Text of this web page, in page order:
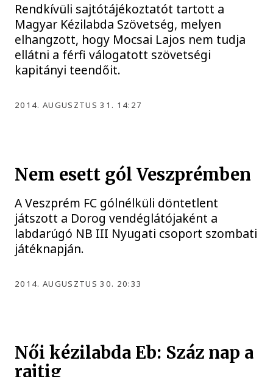
Rendkívüli sajtótájékoztatót tartott a
Magyar Kézilabda Szövetség, melyen
elhangzott, hogy Mocsai Lajos nem tudja
ellátni a férfi válogatott szövetségi
kapitányi teendőit.
2014. AUGUSZTUS 31. 14:27
Nem esett gól Veszprémben
A Veszprém FC gólnélküli döntetlent
játszott a Dorog vendéglátójaként a
labdarúgó NB III Nyugati csoport szombati
játéknapján.
2014. AUGUSZTUS 30. 20:33
Női kézilabda Eb: Száz nap a
rajtig